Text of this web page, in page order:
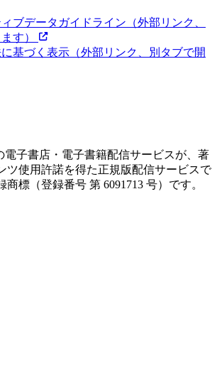
ブデータガイドライン （外部リンク、
す）
基づく表示 （外部リンク、別タブで開
電子書店・電子書籍配信サービスが、著
ツ使用許諾を得た正規版配信サービスで
標（登録番号 第 6091713 号）です。